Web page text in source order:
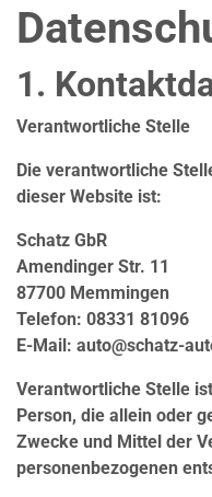
1.
Verantwortliche Stelle
Die verantwortliche
dieser Website ist:
Schatz GbR
Amendinger Str. 11
87700 Memmingen
Telefon: 08331 81096
E-Mail: auto@schatz-
Verantwortliche Stelle
Person, die allein oder
Zwecke und Mittel der
personenbezogenen